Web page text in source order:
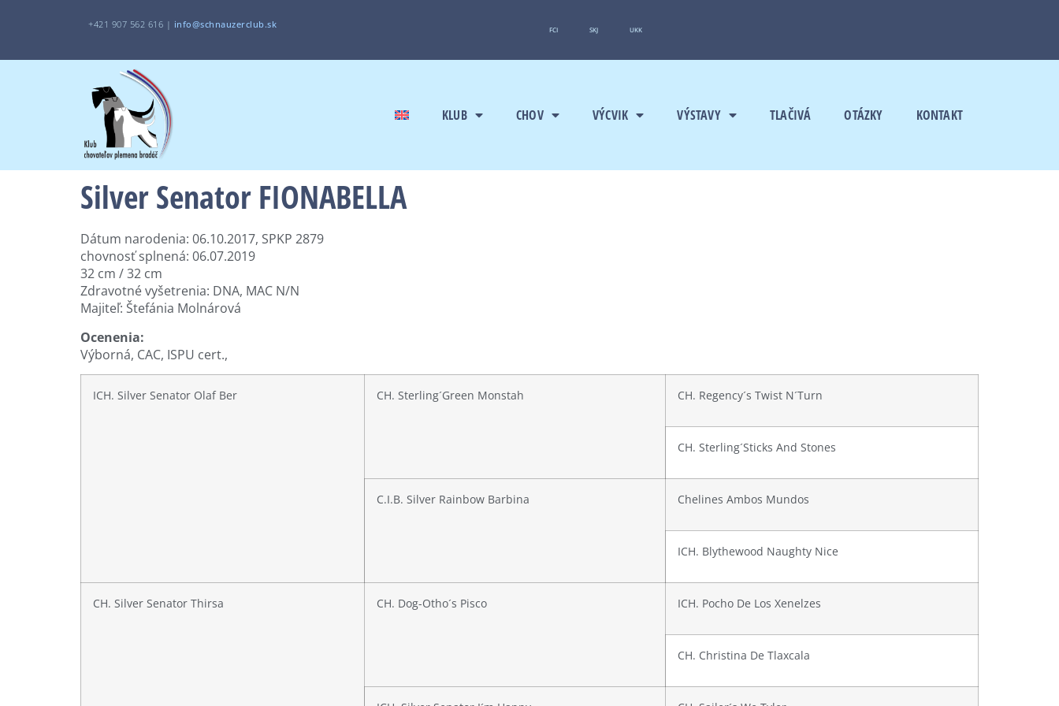
+421 907 562 616 | info@schnauzerclub.sk FCI SKJ UKK
KLUB CHOV VÝCVIK VÝSTAVY TLAČIVÁ OTÁZKY KONTAKT
Silver Senator FIONABELLA
Dátum narodenia: 06.10.2017, SPKP 2879
chovnosť splnená: 06.07.2019
32 cm / 32 cm
Zdravotné vyšetrenia: DNA, MAC N/N
Majiteľ: Štefánia Molnárová
Ocenenia:
Výborná, CAC, ISPU cert.,
ICH. Silver Senator Olaf Ber CH. Sterling´Green Monstah CH. Regency´s Twist N´Turn
CH. Sterling´Sticks And Stones
C.I.B. Silver Rainbow Barbina Chelines Ambos Mundos
ICH. Blythewood Naughty Nice
CH. Silver Senator Thirsa CH. Dog-Otho´s Pisco ICH. Pocho De Los Xenelzes
CH. Christina De Tlaxcala